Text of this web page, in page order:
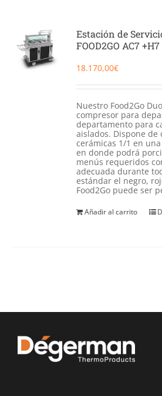
Estación de
FOOD2GO AC7
18.170,00€
Nuestro Food2Go
compresor para
departamento para
aislados. Dispone de
cerámicas 1/1 en
en donde podrá
menús requeridos
adecuada durante
estándar el negro,
Food2Go puede ser
Añadir al carrito